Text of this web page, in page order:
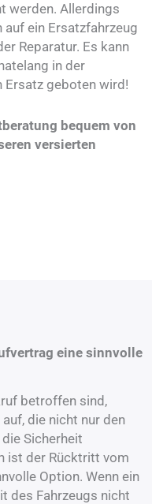
werden. Allerdings
ein Ersatzfahrzeug
Reparatur. Es kann
in der
Ersatz geboten wird!
bequem von
versierten
eine sinnvolle
betroffen sind,
die nicht nur den
Sicherheit
ist der Rücktritt vom
Option. Wenn ein
des Fahrzeugs nicht